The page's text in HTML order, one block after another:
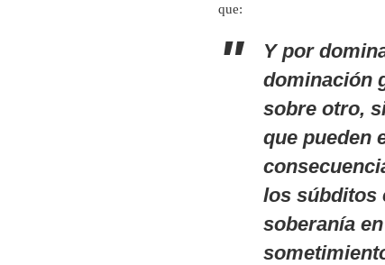
que:
Y por
dominación
sobre otro,
que pueden
los súbditos
soberanía